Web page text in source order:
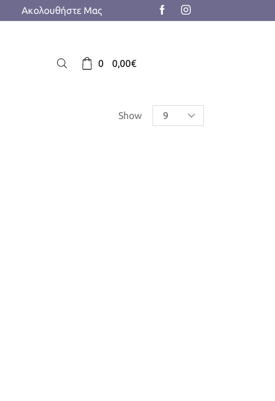
Ακολουθήστε Μας
0 0,00€
Show
Products
per